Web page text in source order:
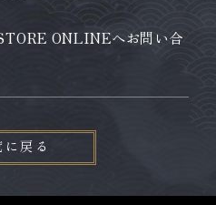
ONLINEへお問い合
に戻る